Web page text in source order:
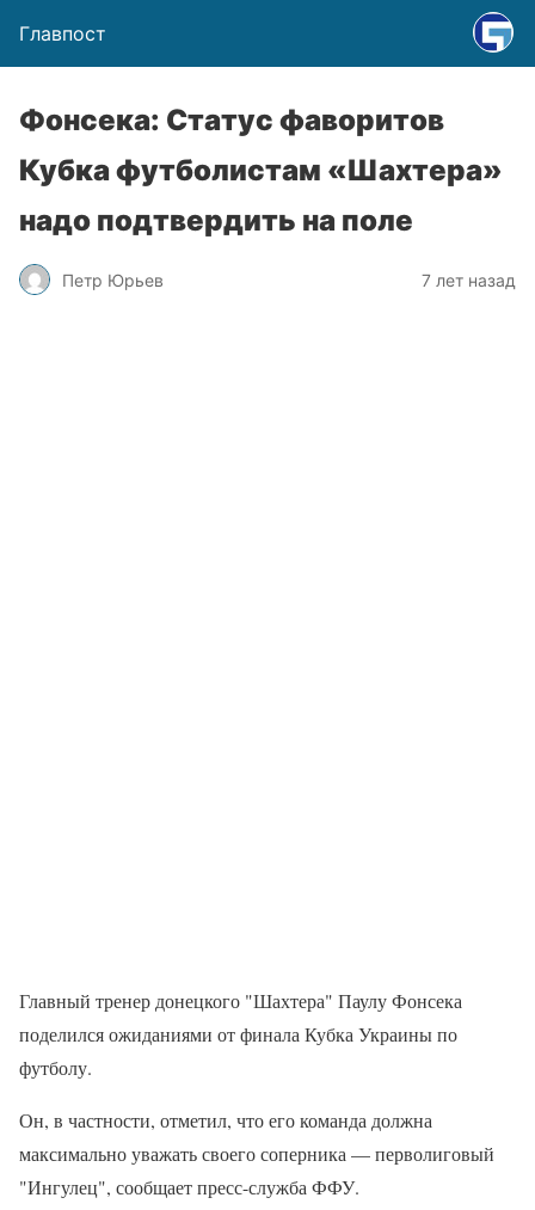
Главпост
Фонсека: Статус фаворитов
Кубка футболистам «Шахтера»
надо подтвердить на поле
Петр Юрьев 7 лет назад
Главный тренер донецкого "Шахтера" Паулу Фонсека
поделился ожиданиями от финала Кубка Украины по
футболу.
Он, в частности, отметил, что его команда должна
максимально уважать своего соперника — перволиговый
"Ингулец", сообщает пресс-служба ФФУ.